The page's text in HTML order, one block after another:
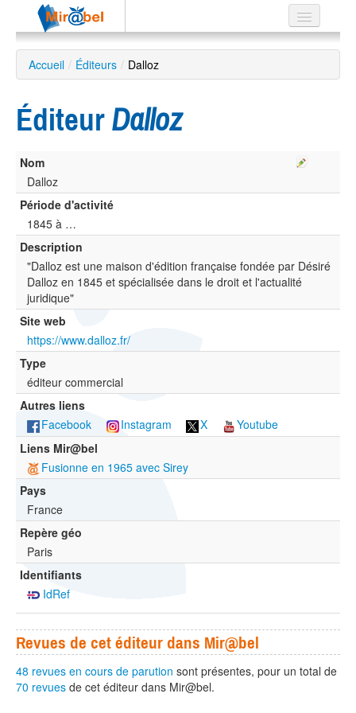
Le réseau
Soutien
Listes
Recherche
avancée
EN
ES
?
Accueil / Éditeurs / Dalloz
Éditeur Dalloz
Nom
Dalloz
Période d'activité
1845 à …
Description
"Dalloz est une maison d'édition française fondée par Désiré
Dalloz en 1845 et spécialisée dans le droit et l'actualité
juridique"
Site web
https://www.dalloz.fr/
Type
éditeur commercial
Autres liens
Facebook
Instagram X
Youtube
Liens Mir@bel
Fusionne en 1965 avec Sirey
Pays
France
Repère géo
Paris
Identifiants
IdRef
Revues de cet éditeur dans Mir@bel
48 revues en cours de parution sont présentes, pour un total de
70 revues de cet éditeur dans Mir@bel.